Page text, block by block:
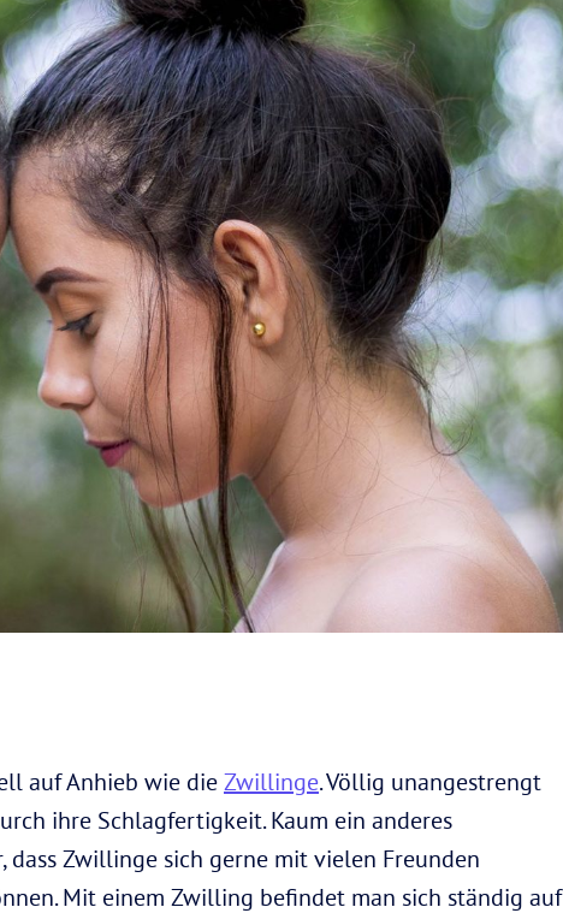
auf Anhieb wie dieZwillinge. Völlig unangestrengt
ihre Schlagfertigkeit. Kaum ein anderes
dass Zwillinge sich gerne mit vielen Freunden
Mit einem Zwilling befindet man sich ständig auf